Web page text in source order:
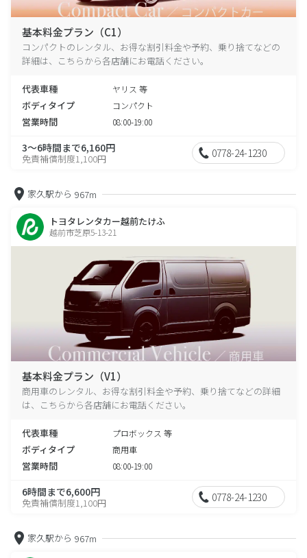
基本料金プラン（C1）
コンパクトのレンタル、お得な割引料金や予約、乗り捨てなどの
詳細は、こちらから各店舗にお電話ください。
代表車種 ヤリス 等
ボディタイプ コンパクト
営業時間 08:00-19:00
3～6時間まで6,160円
免責補償制度1,100円 0778-24-1230
家久駅から 967m
トヨタレンタカー越前たけふ
越前市芝原5-13-21
基本料金プラン（V1）
商用車のレンタル、お得な割引料金や予約、乗り捨てなどの詳細
は、こちらから各店舗にお電話ください。
代表車種 プロボックス 等
ボディタイプ 商用車
営業時間 08:00-19:00
6時間まで6,600円
免責補償制度1,100円 0778-24-1230
家久駅から 967m